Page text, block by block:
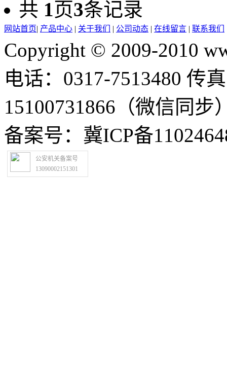
共 1页3条记录
网站首页| 产品中心 | 关于我们 | 公司动态 | 在线留言 | 联系我们
Copyright © 2009-2010
电话：0317-7513480 传
15100731866（微信同步
备案号：冀ICP
公安机关备案号
13090002151301